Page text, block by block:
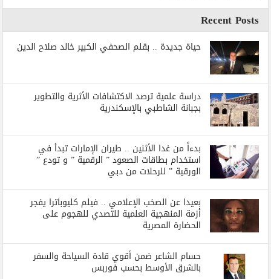
Recent Posts
حياة جديدة .. بقلم الصحفي الكبير خالد صلاح الدين
دراسة علمية ترصد الاكتشافات الأثرية والتطوير
بجبانة الشاطبي بالإسكندرية
بدءاً من غدا الأثنين .. طيران الإمارات تبدأ في
استخدام بطاقات الصعود ” الرقمية ” و تودع ”
الورقية ” للرحلات من دبي
بعيدا عن الصخب الإعلامي .. فيلم كليوباترا يفجر
أزمة المنهجية العلمية للتصدي للهجوم على
الحضارة المصرية
حسام الشاعر ضمن أقوي قادة السياحة والسفر
بالشرق الأوسط بحسب فوربس